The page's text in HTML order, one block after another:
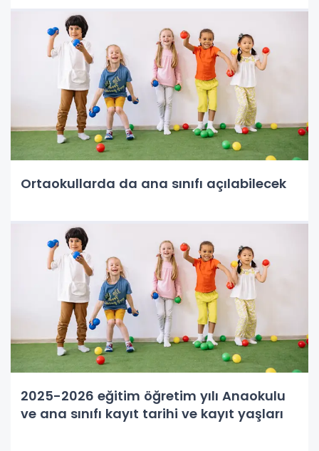
Ortaokullarda da ana sınıfı açılabilecek
2025-2026 eğitim öğretim yılı Anaokulu
ve ana sınıfı kayıt tarihi ve kayıt yaşları